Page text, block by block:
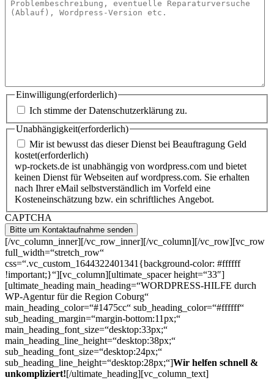
Einwilligung(erforderlich)
Ich stimme der Datenschutzerklärung zu.
Unabhängigkeit(erforderlich)
Mir ist bewusst das dieser Dienst bei Beauftragung Geld
kostet(erforderlich)
wp-rockets.de ist unabhängig von wordpress.com und bietet
keinen Dienst für Webseiten auf wordpress.com. Sie erhalten
nach Ihrer eMail selbstverständlich im Vorfeld eine
Kosteneinschätzung bzw. ein schriftliches Angebot.
CAPTCHA
[/vc_column_inner][/vc_row_inner][/vc_column][/vc_row][vc_row
full_width=“stretch_row“
css=“.vc_custom_1644322401341{background-color: #ffffff
!important;}“][vc_column][ultimate_spacer height=“33″]
[ultimate_heading main_heading=“WORDPRESS-HILFE durch
WP-Agentur für die Region Coburg“
main_heading_color=“#1475cc“ sub_heading_color=“#ffffff“
sub_heading_margin=“margin-bottom:11px;“
main_heading_font_size=“desktop:33px;“
main_heading_line_height=“desktop:38px;“
sub_heading_font_size=“desktop:24px;“
sub_heading_line_height=“desktop:28px;“]Wir helfen schnell &
unkompliziert![/ultimate_heading][vc_column_text]